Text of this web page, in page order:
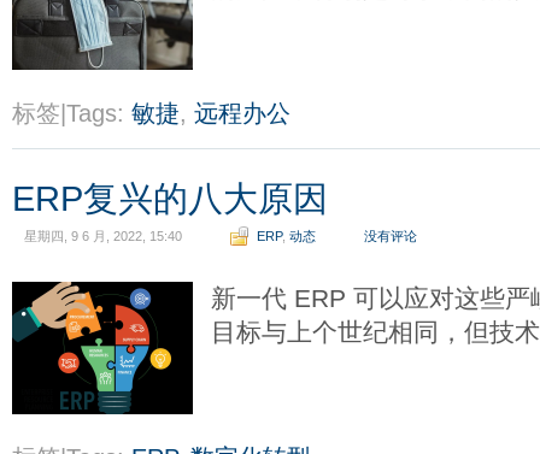
标签|Tags: 敏捷, 远程办公
ERP复兴的八大原因
星期四, 9 6 月, 2022, 15:40 ERP, 动态 没有评论
新一代 ERP 可以应对这些
目标与上个世纪相同，但技